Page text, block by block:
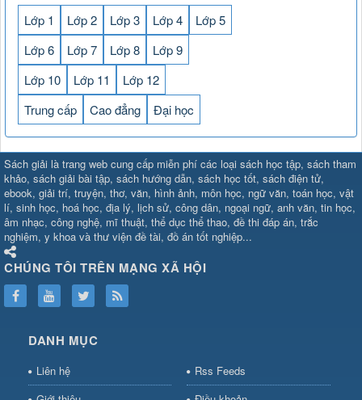
Lớp 1 Lớp 2 Lớp 3 Lớp 4
Lớp 5
Lớp 6
Lớp 7 Lớp 8
Lớp 9
Lớp 10
Lớp 11
Lớp 12
Trung cấp
Cao đẳng Đại học
SHBET⇔789BET ⇔
https://789betcom0.com/⇔https://hi88.baby/ ⇔https://fun88.social/
cái OPEN88⇔CM88⇔u888⇔nổ
hũ ⇔https://gameb52a.club/⇔https://new88.biz/⇔https://
bài⇔bóng đá trực tiếp⇔fly88
select⇔ https://xocdiaonline.ae⇔https://cm88.dad/
hũ⇔F168⇔ https://f168.tech/⇔ cm88
https://shbetz.net/ 789WIN
nha
online⇔98win⇔
nhà cái⇔ hitclub ⇔Trang cá độ bóng đá
Sách giải là trang web cung cấp miễn phí các loại sách học tập, sách tham
khảo, sách giải bài tập, sách hướng dẫn, sách học tốt, sách điện tử,
ebook, giải trí, truyện, thơ, văn, hình ảnh, môn học, ngữ văn, toán học, vật
lí, sinh học, hoá học, địa lý, lịch sử, công dân, ngoại ngữ, anh văn, tin học,
âm nhạc, công nghệ, mĩ thuật, thể dục thể thao, đề thi đáp án, trắc
nghiệm, y khoa và thư viện đề tài, đồ án tốt nghiệp...
CHÚNG TÔI TRÊN MẠNG XÃ HỘI
DANH MỤC
Liên hệ
Rss Feeds